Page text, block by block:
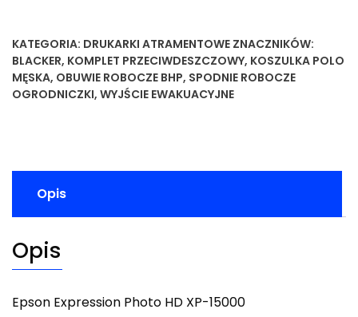
KATEGORIA: DRUKARKI ATRAMENTOWE ZNACZNIKÓW:
BLACKER, KOMPLET PRZECIWDESZCZOWY, KOSZULKA POLO
MĘSKA, OBUWIE ROBOCZE BHP, SPODNIE ROBOCZE
OGRODNICZKI, WYJŚCIE EWAKUACYJNE
Opis
Opis
Epson Expression Photo HD XP-15000